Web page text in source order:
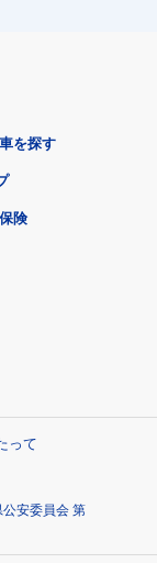
を探す
険
って
安委員会 第